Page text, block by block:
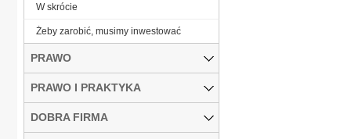
W skrócie
Żeby zarobić, musimy inwestować
PRAWO
PRAWO I PRAKTYKA
DOBRA FIRMA